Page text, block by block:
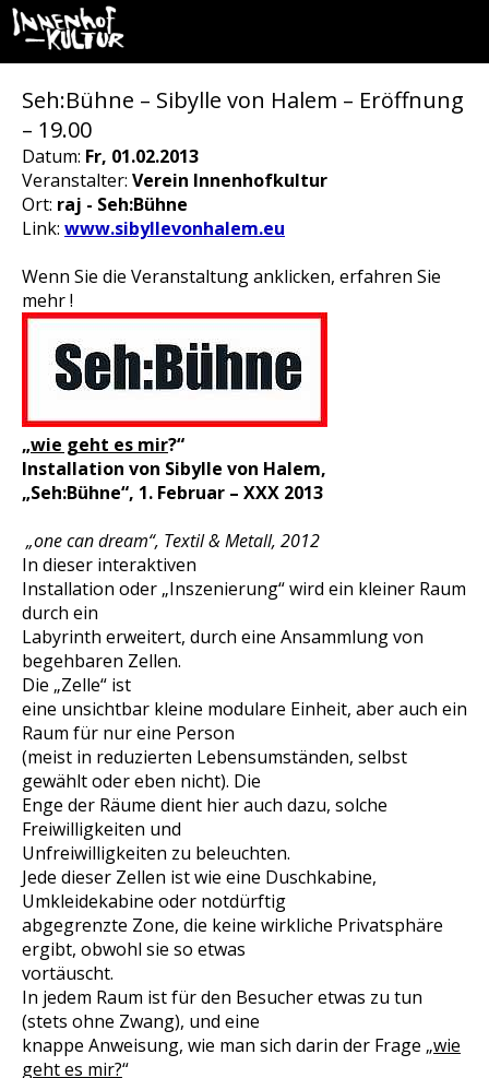
Seh:Bühne – Sibylle von Halem – Eröffnung
– 19.00
Datum: Fr, 01.02.2013
Veranstalter: Verein Innenhofkultur
Ort: raj - Seh:Bühne
Link: www.sibyllevonhalem.eu
Wenn Sie die Veranstaltung anklicken, erfahren Sie
mehr !
„wie geht es mir?“
Installation von Sibylle von Halem,
„Seh:Bühne“, 1. Februar – XXX 2013
„one can dream“, Textil & Metall, 2012
In dieser interaktiven
Installation oder „Inszenierung“ wird ein kleiner Raum
durch ein
Labyrinth erweitert, durch eine Ansammlung von
begehbaren Zellen.
Die „Zelle“ ist
eine unsichtbar kleine modulare Einheit, aber auch ein
Raum für nur eine Person
(meist in reduzierten Lebensumständen, selbst
gewählt oder eben nicht). Die
Enge der Räume dient hier auch dazu, solche
Freiwilligkeiten und
Unfreiwilligkeiten zu beleuchten.
Jede dieser Zellen ist wie eine Duschkabine,
Umkleidekabine oder notdürftig
abgegrenzte Zone, die keine wirkliche Privatsphäre
ergibt, obwohl sie so etwas
vortäuscht.
In jedem Raum ist für den Besucher etwas zu tun
(stets ohne Zwang), und eine
knappe Anweisung, wie man sich darin der Frage „wie
geht es mir?“